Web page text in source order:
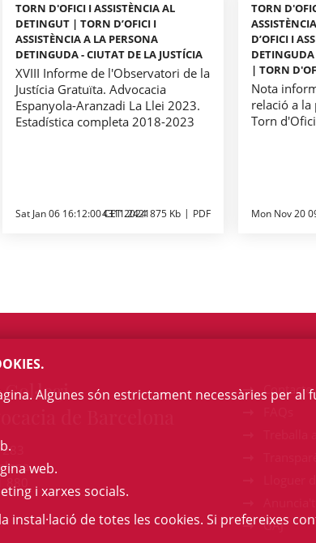
TORN D'OFICI I ASSISTÈNCIA AL
DETINGUT | TORN D’OFICI I
ASSISTÈNCIA A LA PERSONA
DETINGUDA - CIUTAT DE LA JUSTÍCIA
XVIII Informe de l'Observatori de la
Justícia Gratuïta. Advocacia
Espanyola-Aranzadi La Llei 2023.
Estadística completa 2018-2023
Sat Jan 06 16:12:00 CET 2024
4311.2421875 Kb PDF
TORN
D’OFICI I
DETINGUDA
| TORN
Nota
relació a la
Torn d'Ofici
Mon Nov 20
Contacte
GAJ
Algunes són estrictament necessàries per
web.
i xarxes socials.
instal·lació de totes les cookies. Si prefereixes